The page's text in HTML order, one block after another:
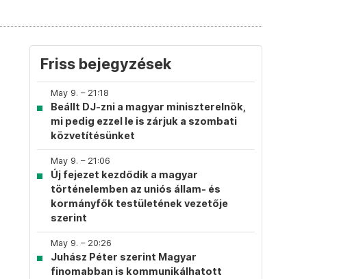
Friss bejegyzések
May 9. – 21:18
Beállt DJ-zni a magyar miniszterelnök,
mi pedig ezzel le is zárjuk a szombati
közvetítésünket
May 9. – 21:06
Új fejezet kezdődik a magyar
történelemben az uniós állam- és
kormányfők testületének vezetője
szerint
May 9. – 20:26
Juhász Péter szerint Magyar
finomabban is kommunikálhatott